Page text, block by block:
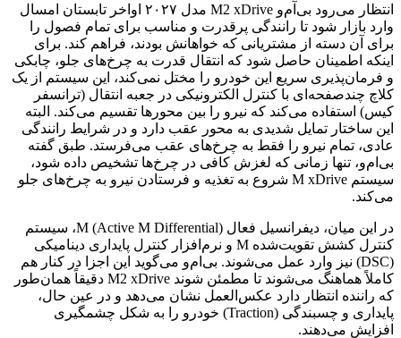
انتظار می‌رود بی‌آم‌و M2 xDrive مدل ۲۰۲۷ اواخر تابستان امسال
وارد بازار شود تا رانندگی پرقدرت و مناسب برای تمام فصول را
برای آن دسته از مشتریانی که خواهانش بودند، فراهم کند. برای
اینکه اطمینان حاصل شود که انتقال قدرت به چرخ‌های جلو، چابکی
و فرمان‌پذیری سریع این خودرو را مختل نمی‌کند، این سیستم از یک
کلاچ چندصفحه‌ای با کنترل الکترونیکی در جعبه انتقال (ترانسفر
کیس) استفاده می‌کند که نیرو را بین محورها تقسیم می‌کند. البته
این ساختار تمایل شدیدی به محور عقب دارد و در شرایط رانندگی
عادی، تمام نیرو را فقط به چرخ‌های عقب می‌فرستد. طبق گفته
بی‌ام‌و، تنها زمانی که لغزش کافی در چرخ‌ها تشخیص داده شود،
سیستم M xDrive شروع به تغذیه و فرستادن نیرو به چرخ‌های جلو
می‌کند.
در این میان، دیفرانسیل فعال M (Active M Differential)، سیستم
کنترل کشش تقویت‌شده M و نرم‌افزار کنترل پایداری دینامیکی
(DSC) نیز وارد عمل می‌شوند. بی‌ام‌و می‌گوید این اجزا در کنار هم
کاملاً هماهنگ می‌شوند تا مطمئن شوند M2 xDrive دقیقاً همان‌طور
که راننده انتظار دارد عکس‌العمل نشان می‌دهد و در عین حال،
پایداری و چسبندگی (Traction) خودرو را به شکل چشمگیری
افزایش می‌دهند.